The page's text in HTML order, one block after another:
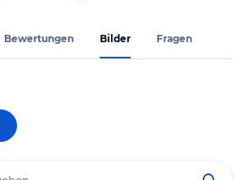
Bewertungen Bilder Fragen